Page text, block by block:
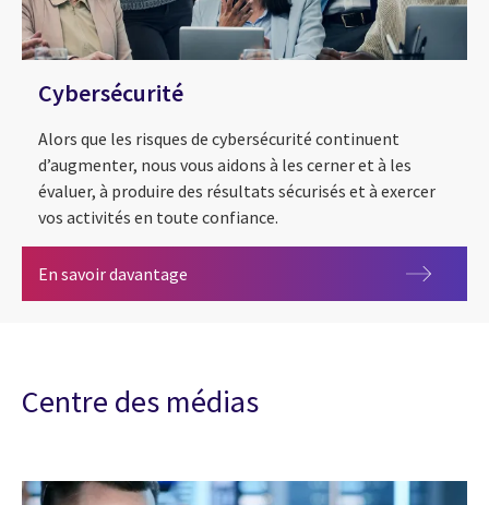
Cybersécurité
Alors que les risques de cybersécurité continuent
d’augmenter, nous vous aidons à les cerner et à les
évaluer, à produire des résultats sécurisés et à exercer
vos activités en toute confiance.
En savoir davantage
Centre des médias